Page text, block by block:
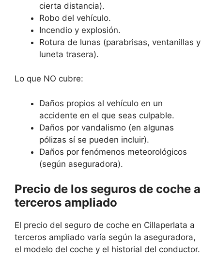
cierta distancia).
Robo del vehículo.
Incendio y explosión.
Rotura de lunas (parabrisas, ventanillas y
luneta trasera).
Lo que NO cubre:
Daños propios al vehículo en un
accidente en el que seas culpable.
Daños por vandalismo (en algunas
pólizas sí se pueden incluir).
Daños por fenómenos meteorológicos
(según aseguradora).
Precio de los seguros de coche a
terceros ampliado
El precio del seguro de coche en Cillaperlata a
terceros ampliado varía según la aseguradora,
el modelo del coche y el historial del conductor.